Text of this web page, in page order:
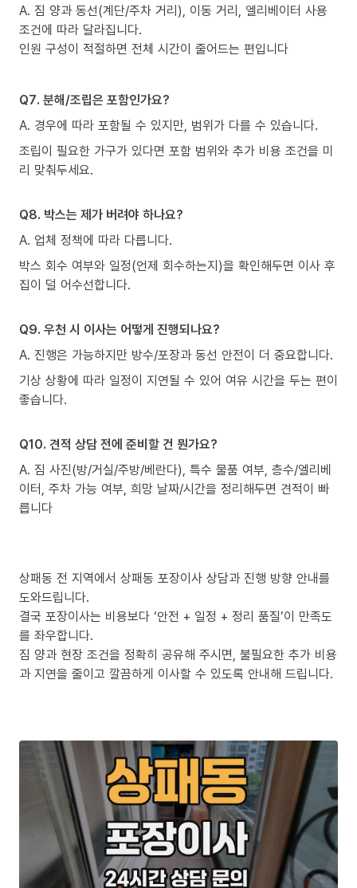
A. 짐 양과 동선(계단/주차 거리), 이동 거리, 엘리베이터 사용
조건에 따라 달라집니다.
인원 구성이 적절하면 전체 시간이 줄어드는 편입니다
Q7. 분해/조립은 포함인가요?
A. 경우에 따라 포함될 수 있지만, 범위가 다를 수 있습니다.
조립이 필요한 가구가 있다면 포함 범위와 추가 비용 조건을 미
리 맞춰두세요.
Q8. 박스는 제가 버려야 하나요?
A. 업체 정책에 따라 다릅니다.
박스 회수 여부와 일정(언제 회수하는지)을 확인해두면 이사 후
집이 덜 어수선합니다.
Q9. 우천 시 이사는 어떻게 진행되나요?
A. 진행은 가능하지만 방수/포장과 동선 안전이 더 중요합니다.
기상 상황에 따라 일정이 지연될 수 있어 여유 시간을 두는 편이
좋습니다.
Q10. 견적 상담 전에 준비할 건 뭔가요?
A. 짐 사진(방/거실/주방/베란다), 특수 물품 여부, 층수/엘리베
이터, 주차 가능 여부, 희망 날짜/시간을 정리해두면 견적이 빠
릅니다
상패동 전 지역에서 상패동 포장이사 상담과 진행 방향 안내를
도와드립니다.
결국 포장이사는 비용보다 ‘안전 + 일정 + 정리 품질’이 만족도
를 좌우합니다.
짐 양과 현장 조건을 정확히 공유해 주시면, 불필요한 추가 비용
과 지연을 줄이고 깔끔하게 이사할 수 있도록 안내해 드립니다.